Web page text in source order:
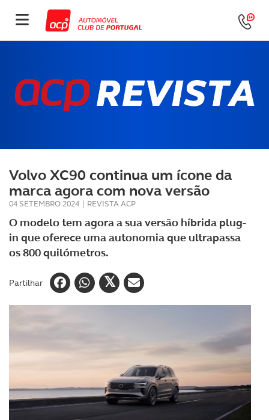
Volvo XC90 continua um ícone da
marca agora com nova versão
04 SETEMBRO 2024 | REVISTA ACP
O modelo tem agora a sua versão híbrida plug-
in que oferece uma autonomia que ultrapassa
os 800 quilómetros.
Partilhar